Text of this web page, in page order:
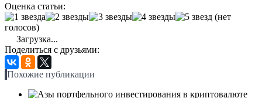
Оценка статьи:
(нет
голосов)
Загрузка...
Поделиться с друзьями:
Похожие публикации